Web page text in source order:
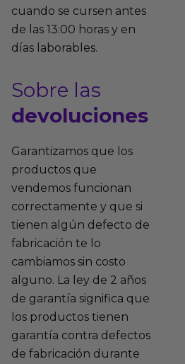
cuando se cursen antes
de las 13:00 horas y en
días laborables.
Sobre las
devoluciones
Garantizamos que los
productos que
vendemos funcionan
correctamente y que si
tienen algún defecto de
fabricación te lo
cambiamos sin costo
alguno. La ley de 2 años
de garantía significa que
los productos tienen
garantía contra defectos
de fabricación durante